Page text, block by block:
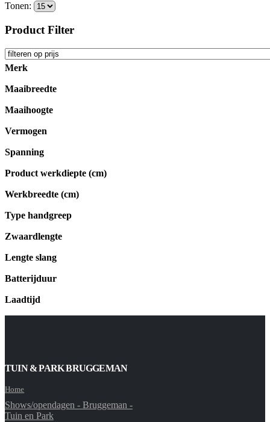
Tonen:
Product Filter
Merk
Maaibreedte
Maaihoogte
Vermogen
Spanning
Product werkdiepte (cm)
Werkbreedte (cm)
Type handgreep
Zwaardlengte
Lengte slang
Batterijduur
Laadtijd
TUIN & PARK BRUGGEMAN
Home
Shows/opendagen - Bruggeman -
Tuin en Park